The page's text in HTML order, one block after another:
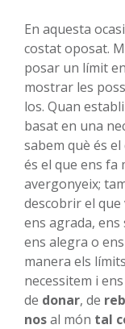
En aquesta
costat oposat.
posar un límit
mostrar les
los. Quan
basat en una
sabem què és
és el que ens fa
avergonyeix;
descobrir el
ens agrada,
ens alegra o
manera els
necessitem i
de donar, de
nosal món tal